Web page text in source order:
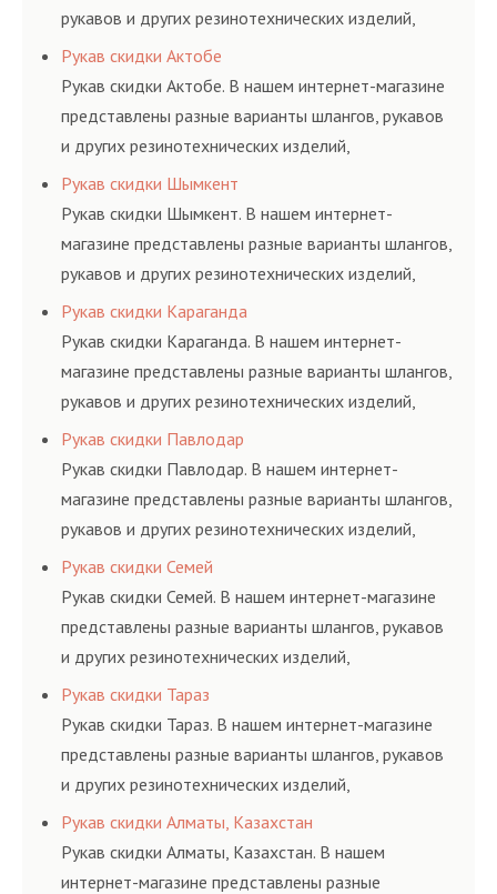
рукавов и других резинотехнических изделий,
соответствующих ГОСТам, техническим условиям
и нормативам.
Рукав скидки Актобе
Рукав скидки Актобе. В нашем интернет-магазине
представлены разные варианты шлангов, рукавов
и других резинотехнических изделий,
соответствующих ГОСТам, техническим условиям
и нормативам.
Рукав скидки Шымкент
Рукав скидки Шымкент. В нашем интернет-
магазине представлены разные варианты шлангов,
рукавов и других резинотехнических изделий,
соответствующих ГОСТам, техническим условиям
и нормативам.
Рукав скидки Караганда
Рукав скидки Караганда. В нашем интернет-
магазине представлены разные варианты шлангов,
рукавов и других резинотехнических изделий,
соответствующих ГОСТам, техническим условиям
и нормативам.
Рукав скидки Павлодар
Рукав скидки Павлодар. В нашем интернет-
магазине представлены разные варианты шлангов,
рукавов и других резинотехнических изделий,
соответствующих ГОСТам, техническим условиям
и нормативам.
Рукав скидки Семей
Рукав скидки Семей. В нашем интернет-магазине
представлены разные варианты шлангов, рукавов
и других резинотехнических изделий,
соответствующих ГОСТам, техническим условиям
и нормативам.
Рукав скидки Тараз
Рукав скидки Тараз. В нашем интернет-магазине
представлены разные варианты шлангов, рукавов
и других резинотехнических изделий,
соответствующих ГОСТам, техническим условиям
и нормативам.
Рукав скидки Алматы, Казахстан
Рукав скидки Алматы, Казахстан. В нашем
интернет-магазине представлены разные